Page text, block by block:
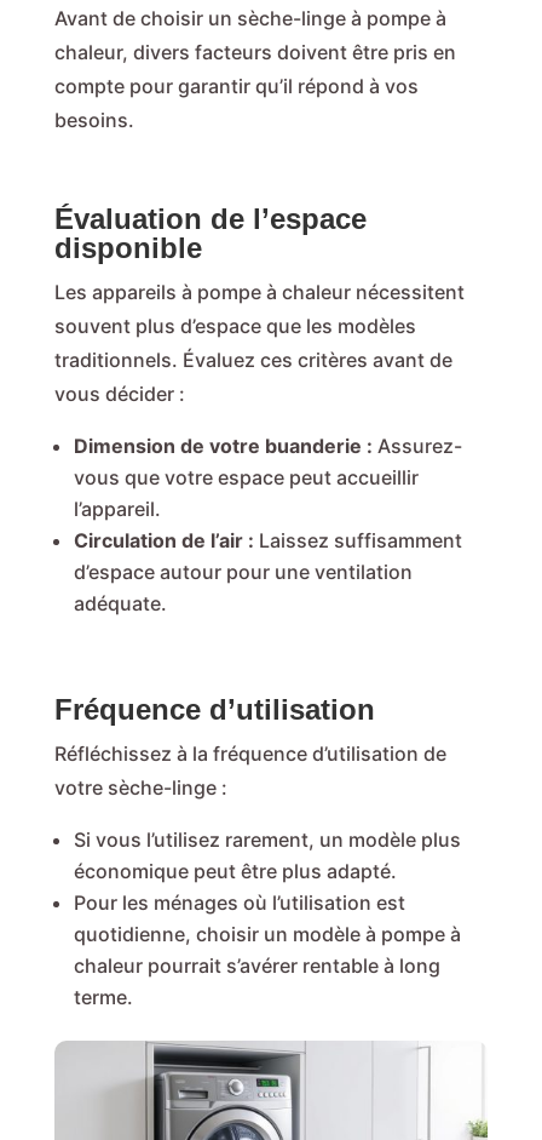
Avant de choisir un sèche-linge à pompe à
chaleur, divers facteurs doivent être pris en
compte pour garantir qu’il répond à vos
besoins.
Évaluation de l’espace
disponible
Les appareils à pompe à chaleur nécessitent
souvent plus d’espace que les modèles
traditionnels. Évaluez ces critères avant de
vous décider :
Dimension de votre buanderie : Assurez-
vous que votre espace peut accueillir
l’appareil.
Circulation de l’air : Laissez suffisamment
d’espace autour pour une ventilation
adéquate.
Fréquence d’utilisation
Réfléchissez à la fréquence d’utilisation de
votre sèche-linge :
Si vous l’utilisez rarement, un modèle plus
économique peut être plus adapté.
Pour les ménages où l’utilisation est
quotidienne, choisir un modèle à pompe à
chaleur pourrait s’avérer rentable à long
terme.